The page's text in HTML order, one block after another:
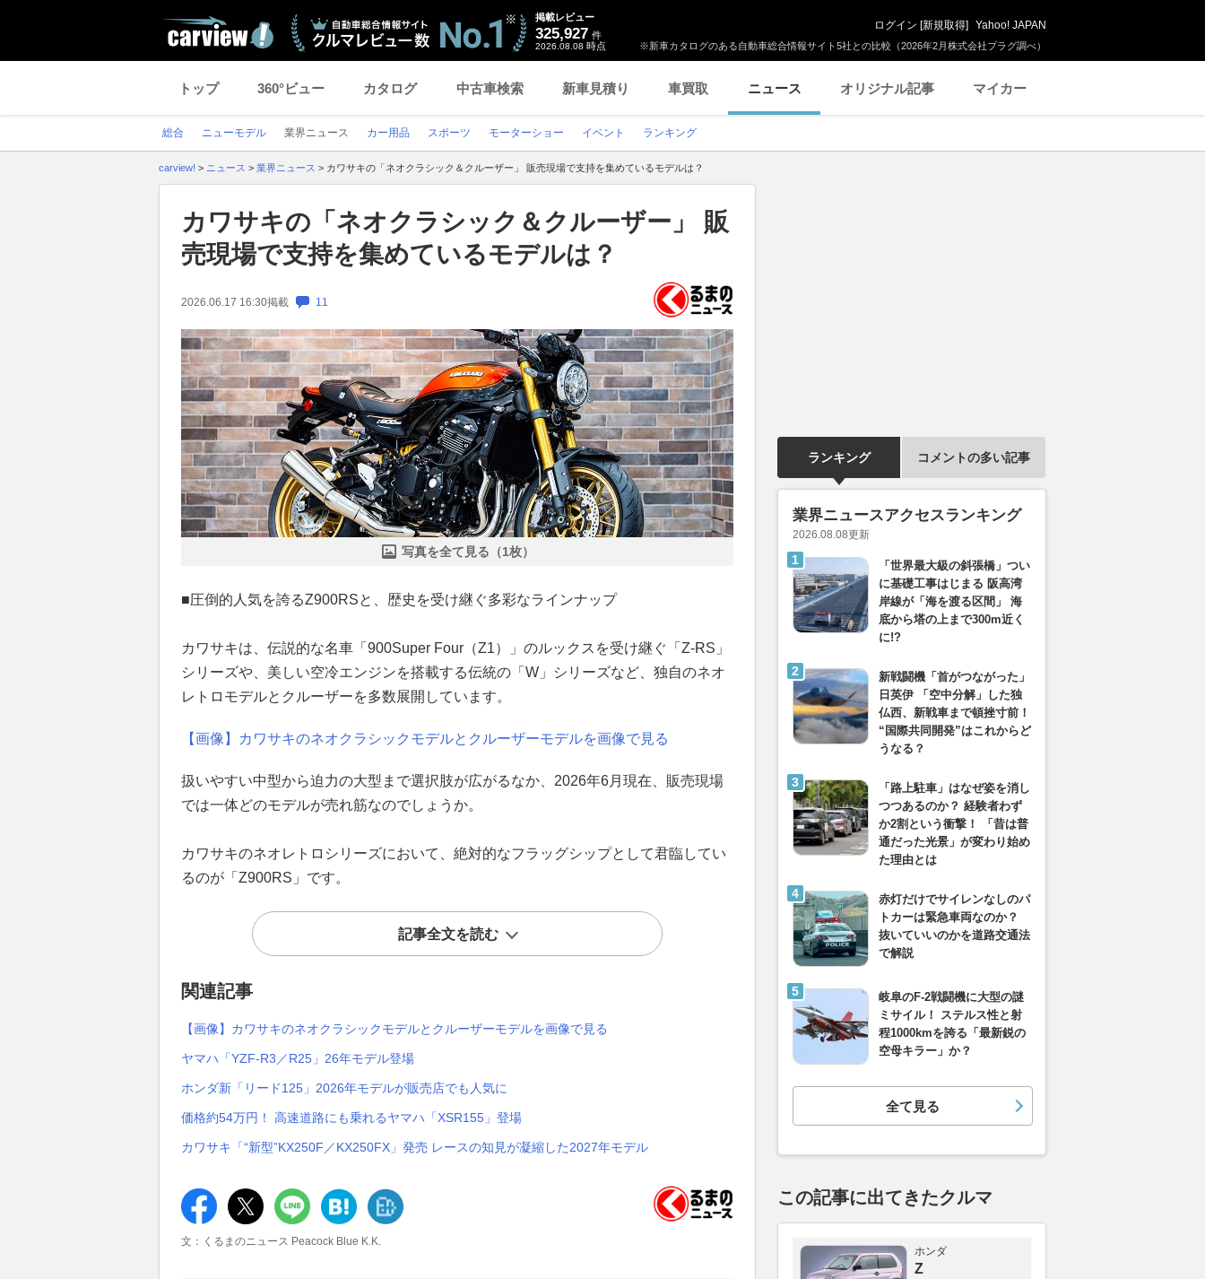
※新車カタログのある自動車総合情報サイト5社との比較（2026年2月株式会社プラグ調べ）
掲載レビュー
325,927 件
2026.08.08 時点
ログイン [新規取得] Yahoo! JAPAN
トップ 360°ビュー カタログ 中古車検索 新車見積り 車買取 ニュース オリジナル記事 マイカー
総合 ニューモデル 業界ニュース カー用品 スポーツ モーターショー イベント ランキング
carview! > ニュース > 業界ニュース > カワサキの「ネオクラシック＆クルーザー」 販売現場で支持を集めているモデルは？
カワサキの「ネオクラシック＆クルーザー」 販
売現場で支持を集めているモデルは？
2026.06.17 16:30掲載 11
写真を全て見る（1枚）
■圧倒的人気を誇るZ900RSと、歴史を受け継ぐ多彩なラインナップ
カワサキは、伝説的な名車「900Super Four（Z1）」のルックスを受け継ぐ「Z-RS」
シリーズや、美しい空冷エンジンを搭載する伝統の「W」シリーズなど、独自のネオ
レトロモデルとクルーザーを多数展開しています。
【画像】カワサキのネオクラシックモデルとクルーザーモデルを画像で見る
扱いやすい中型から迫力の大型まで選択肢が広がるなか、2026年6月現在、販売現場
では一体どのモデルが売れ筋なのでしょうか。
カワサキのネオレトロシリーズにおいて、絶対的なフラッグシップとして君臨してい
るのが「Z900RS」です。
記事全文を読む
関連記事
【画像】カワサキのネオクラシックモデルとクルーザーモデルを画像で見る
ヤマハ「YZF-R3／R25」26年モデル登場
ホンダ新「リード125」2026年モデルが販売店でも人気に
価格約54万円！ 高速道路にも乗れるヤマハ「XSR155」登場
カワサキ「“新型”KX250F／KX250FX」発売 レースの知見が凝縮した2027年モデル
文：くるまのニュース Peacock Blue K.K.
ランキング コメントの多い記事
業界ニュースアクセスランキング
2026.08.08更新
「世界最大級の斜張橋」つい
に基礎工事はじまる 阪高湾
岸線が「海を渡る区間」 海
底から塔の上まで300m近く
に!?
新戦闘機「首がつながった」
日英伊 「空中分解」した独
仏西、新戦車まで頓挫寸前！
“国際共同開発”はこれからど
うなる？
「路上駐車」はなぜ姿を消し
つつあるのか？ 経験者わず
か2割という衝撃！ 「昔は普
通だった光景」が変わり始め
た理由とは
赤灯だけでサイレンなしのパ
トカーは緊急車両なのか？
抜いていいのかを道路交通法
で解説
岐阜のF-2戦闘機に大型の謎
ミサイル！ ステルス性と射
程1000kmを誇る「最新鋭の
空母キラー」か？
全て見る
この記事に出てきたクルマ
ホンダ
Z